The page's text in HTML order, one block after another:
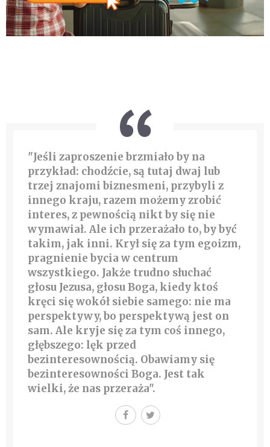
"Jeśli zaproszenie brzmiało by na
przykład: chodźcie, są tutaj dwaj lub
trzej znajomi biznesmeni, przybyli z
innego kraju, razem możemy zrobić
interes, z pewnością nikt by się nie
wymawiał. Ale ich przerażało to, by być
takim, jak inni. Krył się za tym egoizm,
pragnienie bycia w centrum
wszystkiego. Jakże trudno słuchać
głosu Jezusa, głosu Boga, kiedy ktoś
kręci się wokół siebie samego: nie ma
perspektywy, bo perspektywą jest on
sam. Ale kryje się za tym coś innego,
głębszego: lęk przed
bezinteresownością. Obawiamy się
bezinteresowności Boga. Jest tak
wielki, że nas przeraża".